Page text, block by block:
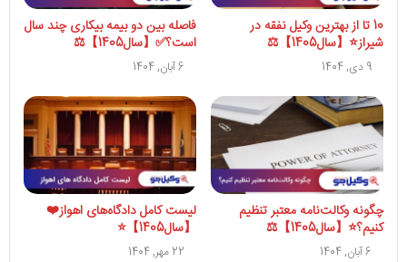
10 تا از بهترین وکیل نفقه در
شیراز⭐【سال1405】⚖️
9 دی, 1404
فاصله بین دو بیمه بیکاری چند سال
است؟✅【سال1405】⚖️
6 آبان, 1404
چگونه وکالت‌نامه معتبر تنظیم
کنیم؟⭐️【سال1405】⚖️
6 آبان, 1404
لیست کامل دادگاه‌های اهواز❤️
【سال1405】⭐
22 مهر, 1404